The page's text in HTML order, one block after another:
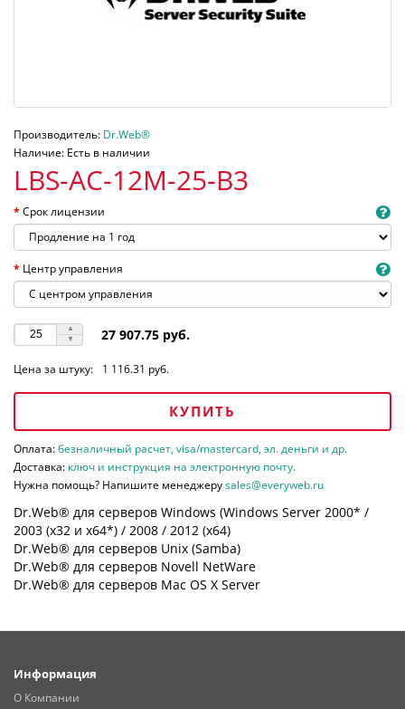
Производитель: Dr.Web®
Наличие: Есть в наличии
LBS-AC-12M-25-B3
Срок лицензии
Центр управления
27 907.75 руб.
Цена за штуку: 1 116.31 руб.
КУПИТЬ
Оплата:безналичный расчет, visa/mastercard, эл. деньги и др.
Доставка: ключ и инструкция на электронную почту.
Нужна помощь? Напишите менеджеруsales@everyweb.ru
Dr.Web® для серверов Windows (Windows Server 2000* /
2003 (х32 и х64*) / 2008 / 2012 (х64)
Dr.Web® для серверов Unix (Samba)
Dr.Web® для серверов Novell NetWare
Dr.Web® для серверов Mac OS X Server
Информация
О Компании